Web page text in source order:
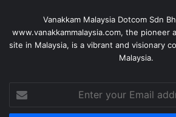
Vanakkam Malaysia Dotcom Sdn
www.vanakkammalaysia.com, the pioneer
site in Malaysia, is a vibrant and visionary
Malaysia.
your
Email